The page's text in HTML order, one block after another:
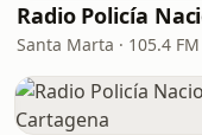
Santa Marta · 105.4 FM